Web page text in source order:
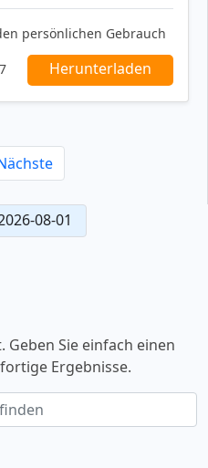
persönlichen Gebrauch
Herunterladen
08-01
Sie einfach einen
Ergebnisse.